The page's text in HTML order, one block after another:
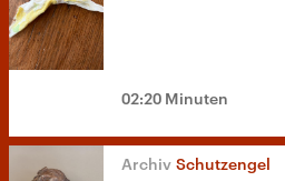
02:20 Minuten
Schutzengel